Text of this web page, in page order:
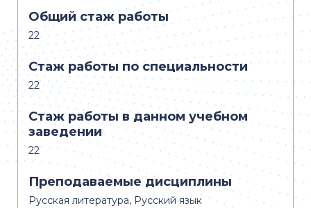
Общий стаж работы
22
Стаж работы по специальности
22
Стаж работы в данном учебном
заведении
22
Преподаваемые дисциплины
Русская литература, Русский язык